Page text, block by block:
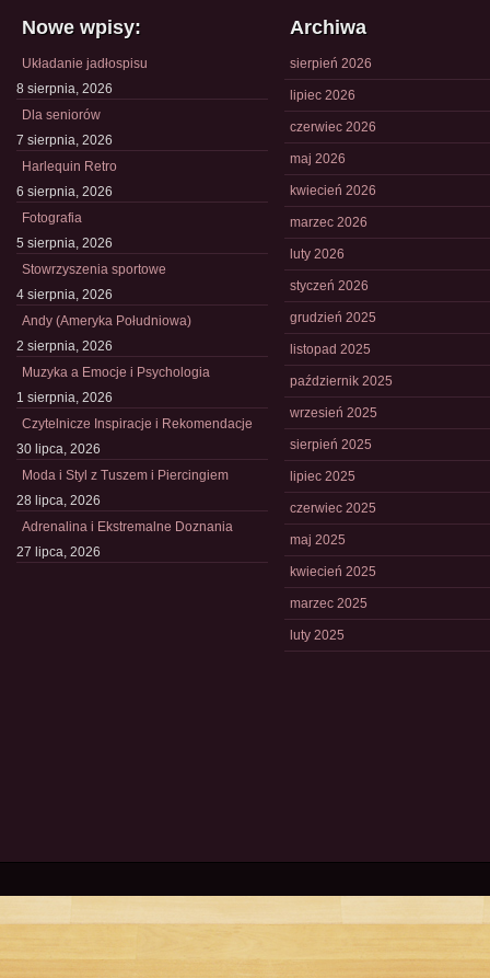
Nowe wpisy:
Układanie jadłospisu
8 sierpnia, 2026
Dla seniorów
7 sierpnia, 2026
Harlequin Retro
6 sierpnia, 2026
Fotografia
5 sierpnia, 2026
Stowrzyszenia sportowe
4 sierpnia, 2026
Andy (Ameryka Południowa)
2 sierpnia, 2026
Muzyka a Emocje i Psychologia
1 sierpnia, 2026
Czytelnicze Inspiracje i Rekomendacje
30 lipca, 2026
Moda i Styl z Tuszem i Piercingiem
28 lipca, 2026
Adrenalina i Ekstremalne Doznania
27 lipca, 2026
Archiwa
sierpień 2026
lipiec 2026
czerwiec 2026
maj 2026
kwiecień 2026
marzec 2026
luty 2026
styczeń 2026
grudzień 2025
listopad 2025
październik 2025
wrzesień 2025
sierpień 2025
lipiec 2025
czerwiec 2025
maj 2025
kwiecień 2025
marzec 2025
luty 2025